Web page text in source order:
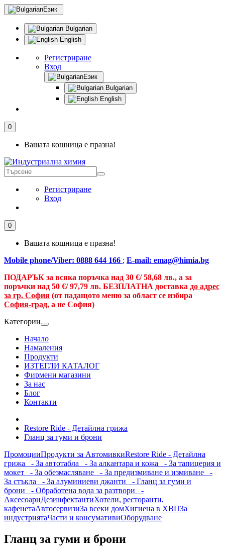
Език
Bulgarian
English
Регистриране
Вход
Език
Bulgarian
English
0
Вашата кошница е празна!
Регистриране
Вход
0
Вашата кошница е празна!
Mobile phone/Viber: 0888 644 166 ; E-mail: emag@himia.bg
ПОДАРЪК за всяка поръчка над 30 €/58,68 лв., а за
поръчки над 50 €/ 97,79 лв. БЕЗПЛАТНА доставка до адрес
за гр. София (от падащото меню за област се избира
София-град, а не София)
Категории
Начало
Намаления
Продукти
ИЗТЕГЛИ КАТАЛОГ
Фирмени магазини
За нас
Блог
Контакти
Restore Ride - Детайлна грижа
Гланц за гуми и брони
ПромоцииПродукти за АвтомивкиRestore Ride - Детайлна
грижа - За автотабла - За алкантара и кожа - За тапицерия и
мокет - За обезмасляване - За предизмиване и измиване -
За стъкла - За алуминиеви джанти - Гланц за гуми и
брони - Обработена вода за разтвори -
АксесоариДезинфектантиХотели, ресторанти,
кафенетаАвтосервизиЗа всеки домХигиена в ХВПЗа
индустриятаЧасти и консумативиОборудване
Гланц за гуми и брони